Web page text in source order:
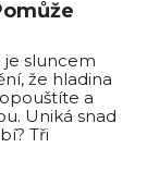
je sluncem
že hladina
a
Uniká snad
Tři